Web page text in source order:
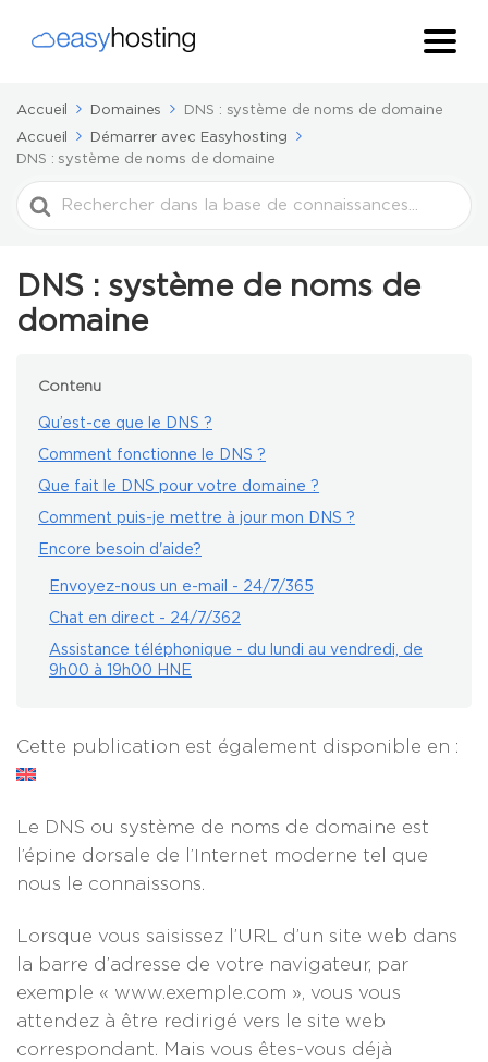
Accueil Domaines
DNS : système de noms de domaine
Accueil
Démarrer avec Easyhosting
DNS : système de noms de domaine
Rechercher
DNS : système de noms de
domaine
Contenu
Qu’est-ce que le DNS ?
Comment fonctionne le DNS ?
Que fait le DNS pour votre domaine ?
Comment puis-je mettre à jour mon DNS ?
Encore besoin d'aide?
Envoyez-nous un e-mail - 24/7/365
Chat en direct - 24/7/362
Assistance téléphonique - du lundi au vendredi, de
9h00 à 19h00 HNE
Cette publication est également disponible en :
Le DNS ou système de noms de domaine est
l’épine dorsale de l’Internet moderne tel que
nous le connaissons.
Lorsque vous saisissez l’URL d’un site web dans
la barre d’adresse de votre navigateur, par
exemple « www.exemple.com », vous vous
attendez à être redirigé vers le site web
correspondant. Mais vous êtes-vous déjà